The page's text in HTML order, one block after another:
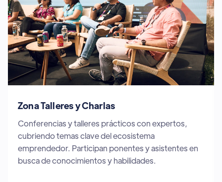
Zona Sponsors
Espacio dedicado a patrocinadores y socios
estratégicos que apoyan startups innovadoras.
Participan empresas y organizaciones clave que
buscan colaborar con el ecosistema emprendedor.